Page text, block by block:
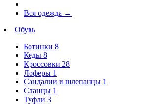
Вся одежда →
Обувь
Ботинки 8
Кеды 8
Кроссовки 28
Лоферы 1
Сандалии и шлепанцы 1
Сланцы 1
Туфли 3